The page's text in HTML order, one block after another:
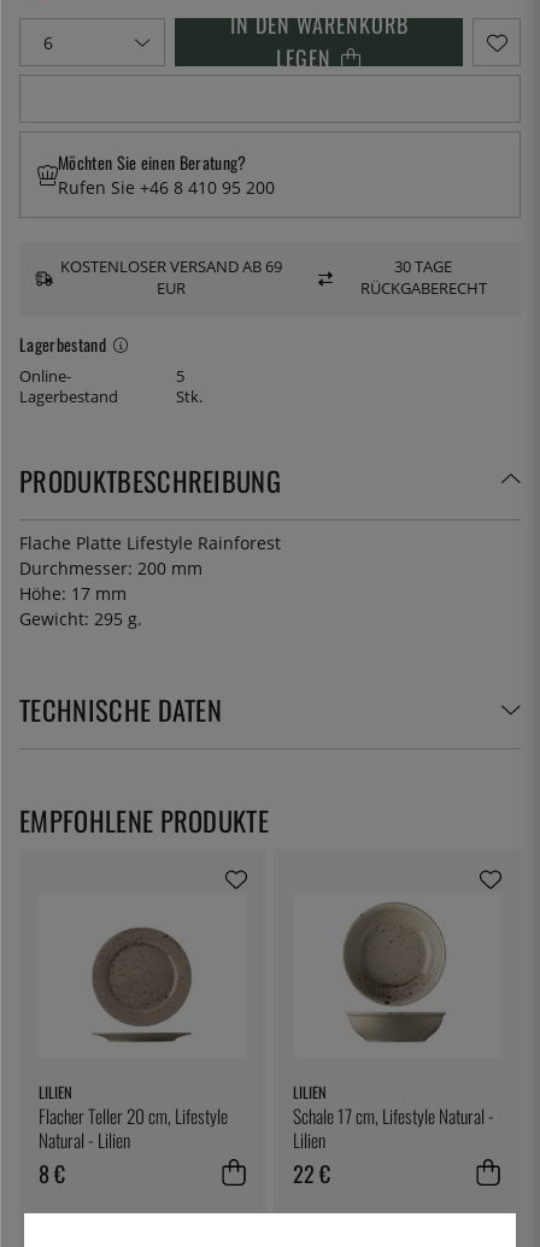
IN DEN WARENKORB
LEGEN
Lagerbestand
Online-
Lagerbestand
5
Stk.
Möchten Sie einen Beratung?
Rufen Sie +46 8 410 95 200
KOSTENLOSER VERSAND AB 69
EUR
30 TAGE
RÜCKGABERECHT
PRODUKTBESCHREIBUNG
Flache Platte Lifestyle Rainforest
Durchmesser: 200 mm
Höhe: 17 mm
Gewicht: 295 g.
TECHNISCHE DATEN
LILIEN
Flacher Teller 20 cm, Lifestyle
Natural - Lilien
8 €
LILIEN
Schale 17 cm, Lifestyle Natural -
Lilien
22 €
EMPFOHLENE PRODUKTE